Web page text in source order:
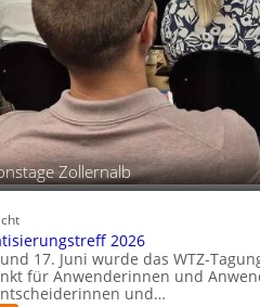
Zollernalb
2026
17. Juni wurde das WTZ-
für Anwenderinnen und
und…